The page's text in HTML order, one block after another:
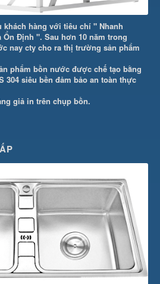
khách hàng với tiêu chí " Nhanh
Ổn Định ". Sau hơn 10 năm trong
nay cty cho ra thị trường sản phẩm
phẩm bồn nước được chế tạo bằng
304 siêu bền đảm bảo an toàn thực
giả in trên chụp bồn.